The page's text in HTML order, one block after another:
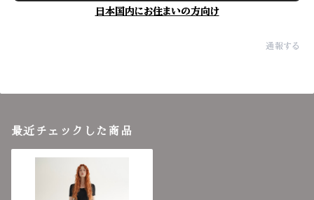
日本国内にお住まいの方向け
通報する
最近チェックした商品